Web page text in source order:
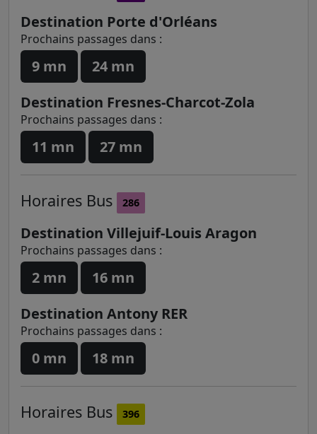
Destination Porte d'Orléans
Prochains passages dans :
9 mn
24 mn
Destination Fresnes-Charcot-Zola
Prochains passages dans :
11 mn 27 mn
Horaires Bus 286
Destination Villejuif-Louis Aragon
Prochains passages dans :
2 mn
16 mn
Destination Antony RER
Prochains passages dans :
0 mn 18 mn
Horaires Bus 396